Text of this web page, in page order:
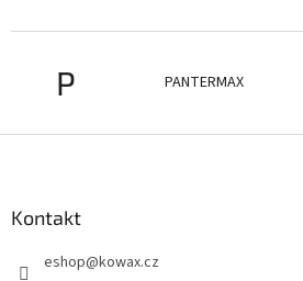
P PANTERMAX
Kontakt
eshop@kowax.cz